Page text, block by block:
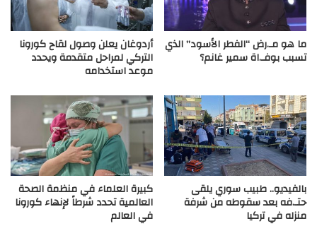
ما هو مـ.رض “الفطر الأسود” الذي
تسبب بوفـ.اة سمير غانم؟
أردوغان يعلن وصول لقاح كورونا
التركي لمراحل متقدمة ويحدد
موعد استخدامه
بالفيديو.. طبيب سوري يلقى
حتـ.فه بعد سقوطه من شرفة
منزله في تركيا
كبيرة العلماء في منظمة الصحة
العالمية تحدد شرطاً لإنهاء كورونا
في العالم